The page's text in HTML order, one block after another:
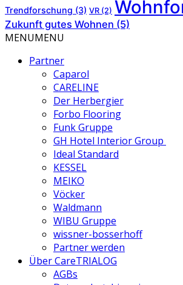
Trendforschung (3) VR (2)
Zukunft gutes Wohnen (5)
MENUMENU
Partner
Caparol
CARELINE
Der Herbergier
Forbo Flooring
Funk Gruppe
GH Hotel Interior Group
Ideal Standard
KESSEL
MEIKO
Vöcker
Waldmann
WIBU Gruppe
wissner-bosserhoff
Partner werden
Über CareTRIALOG
AGBs